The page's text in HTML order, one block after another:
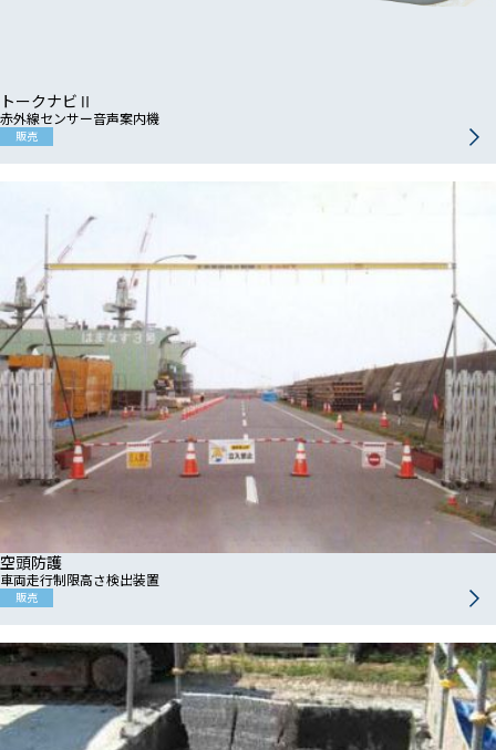
トークナビⅡ
赤外線センサー音声案内機
販売
空頭防護
車両走行制限高さ検出装置
販売